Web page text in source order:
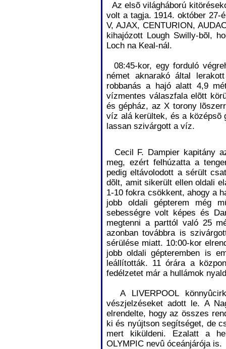
Az elsõ világháború
volt a tagja. 1914. október 27-
V, AJAX, CENTURION,
kihajózott Lough Swilly-bõl,
Loch na Keal-nál.
08:45-kor, egy forduló
német aknarakó által
robbanás a hajó alatt 4,9
vízmentes válaszfala elõtt
és gépház, az X torony
víz alá kerültek, és a középsõ
lassan szivárgott a víz.
Cecil F. Dampier kapitány
meg, ezért felhúzatta a
pedig eltávolodott a sérült
dõlt, amit sikerült ellen oldali
1-10 fokra csökkent, ahogy a
jobb oldali gépterem még
sebességre volt képes és
megtenni a parttól való 25
azonban továbbra is
sérülése miatt. 10:00-kor
jobb oldali gépteremben is
leállították. 11 órára a
fedélzetet már a hullámok
A LIVERPOOL
vészjelzéseket adott le. A
elrendelte, hogy az összes
ki és nyújtson segítséget, de
mert kiküldeni. Ezalatt a
OLYMPIC nevû óceánjárója is.